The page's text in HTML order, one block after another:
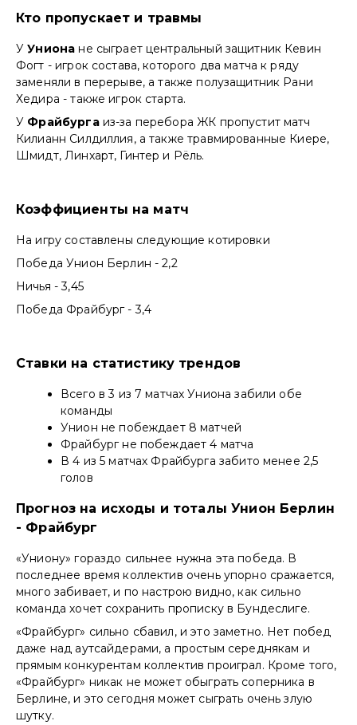
Кто пропускает и травмы
УУнионане сыграет центральный защитник Кевин
Фогт - игрок состава, которого два матча к ряду
заменяли в перерыве, а также полузащитник Рани
Хедира - также игрок старта.
У Фрайбурга из-за перебора ЖК пропустит матч
Килианн Силдиллия, а также травмированные Киере,
Шмидт, Линхарт, Гинтер и Рёль.
Коэффициенты на матч
На игру составлены следующие котировки
Победа Унион Берлин - 2,2
Ничья - 3,45
Победа Фрайбург - 3,4
Ставки на статистику трендов
Всего в 3 из 7 матчах Униона забили обе
команды
Унион не побеждает 8 матчей
Фрайбург не побеждает 4 матча
В 4 из 5 матчах Фрайбурга забито менее 2,5
голов
Прогноз на исходы и тоталы Унион Берлин
- Фрайбург
«Униону» гораздо сильнее нужна эта победа. В
последнее время коллектив очень упорно сражается,
много забивает, и по настрою видно, как сильно
команда хочет сохранить прописку в Бундеслиге.
«Фрайбург» сильно сбавил, и это заметно. Нет побед
даже над аутсайдерами, а простым середнякам и
прямым конкурентам коллектив проиграл. Кроме того,
«Фрайбург» никак не может обыграть соперника в
Берлине, и это сегодня может сыграть очень злую
шутку.